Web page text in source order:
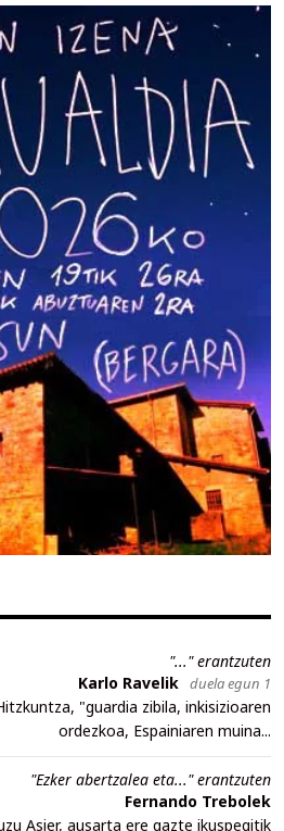
"..." erantzuten
Karlo Ravelik duela egun 1
"guardia zibila, inkisizioaren
ordezkoa, Espainiaren muina...
"Ezker abertzalea eta..." erantzuten
Fernando Trebolek
Asier, ausarta ere gazte ikuspegitik